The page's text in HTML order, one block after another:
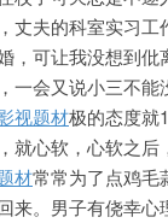
丈夫的科室实习
，可让我没想到
一会又说小三不
视题材极的态度就
就心软，心软之后
材常常为了点鸡毛
来。男子有侥幸心